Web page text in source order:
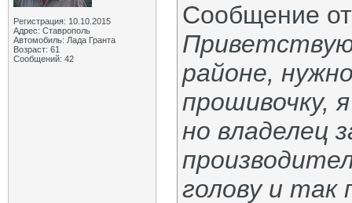
Регистрация: 10.10.2015
Адрес: Ставрополь
Автомобиль: Лада Гранта
Возраст: 61
Сообщений: 42
Сообщение
районе,
прошивочку,
но владелец
голову и так